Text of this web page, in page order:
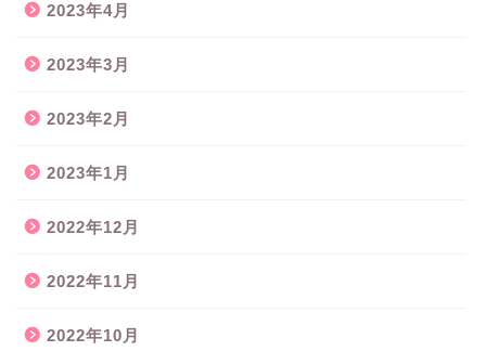
2023年4月
2023年3月
2023年2月
2023年1月
2022年12月
2022年11月
2022年10月